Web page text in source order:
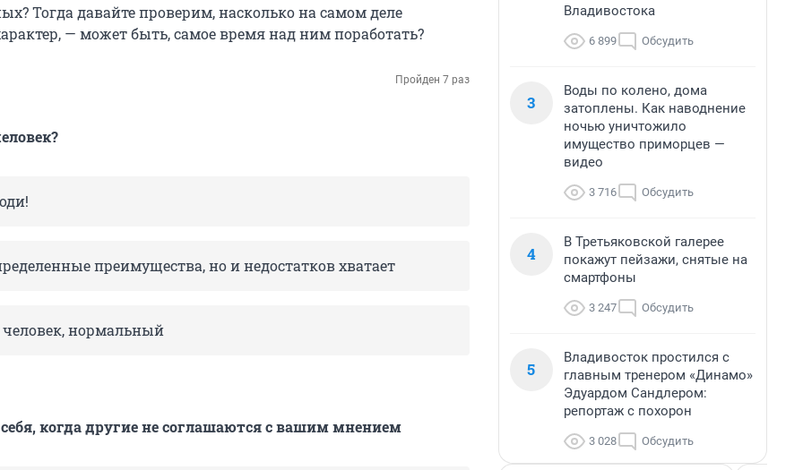
Тогда давайте проверим, насколько на самом деле
— может быть, самое время над ним поработать?
Пройден 7 раз
преимущества, но и недостатков хватает
нормальный
когда другие не соглашаются с вашим мнением
Владивостока
6 899 Обсудить
3
Воды по колено, дома
затоплены. Как наводнение
ночью уничтожило
имущество приморцев —
видео
3 716 Обсудить
4
В Третьяковской галерее
покажут пейзажи, снятые на
смартфоны
3 247 Обсудить
5
Владивосток простился с
главным тренером «Динамо»
Эдуардом Сандлером:
репортаж с похорон
3 028 Обсудить